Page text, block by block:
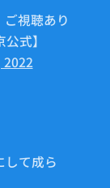
視聴あり
式】
て成ら